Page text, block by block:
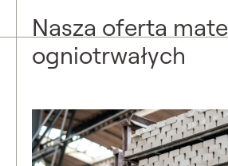
Nasza oferta
ogniotrwałych